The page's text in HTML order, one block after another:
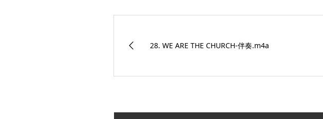
28. WE ARE THE CHURCH-伴奏.m4a